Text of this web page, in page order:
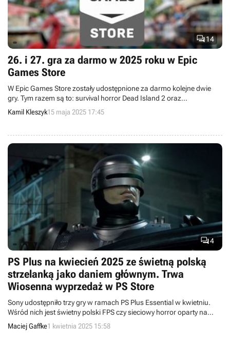
14
26. i 27. gra za darmo w 2025 roku w Epic
Games Store
W Epic Games Store zostały udostępnione za darmo kolejne dwie
gry. Tym razem są to: survival horror Dead Island 2 oraz
przygodówka 2D Happy Game.
Kamil Kleszyk15 maja 2025 17:45
4
PS Plus na kwiecień 2025 ze świetną polską
strzelanką jako daniem głównym. Trwa
Wiosenna wyprzedaż w PS Store
Sony udostępniło trzy gry w ramach PS Plus Essential w kwietniu.
Wśród nich jest świetny polski FPS czy sieciowy horror oparty na
znanej filmowej serii.
Maciej Gaffke1 kwietnia 2025 15:58